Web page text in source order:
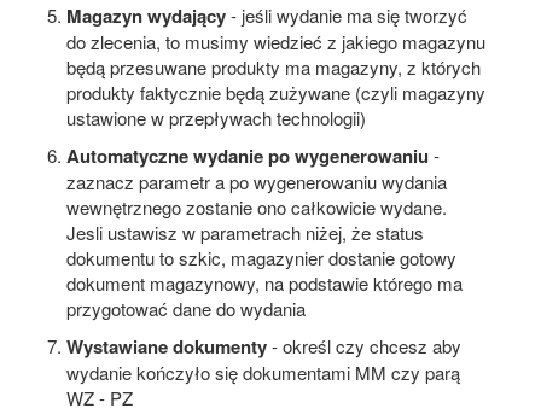
Magazyn wydający- jeśli wydanie ma się tworzyć
do zlecenia, to musimy wiedzieć z jakiego magazynu
będą przesuwane produkty ma magazyny, z których
produkty faktycznie będą zużywane (czyli magazyny
ustawione w przepływach technologii)
Automatyczne wydanie po wygenerowaniu -
zaznacz parametr a po wygenerowaniu wydania
wewnętrznego zostanie ono całkowicie wydane.
Jesli ustawisz w parametrach niżej, że status
dokumentu to szkic, magazynier dostanie gotowy
dokument magazynowy, na podstawie którego ma
przygotować dane do wydania
Wystawiane dokumenty- określ czy chcesz aby
wydanie kończyło się dokumentami MM czy parą
WZ - PZ